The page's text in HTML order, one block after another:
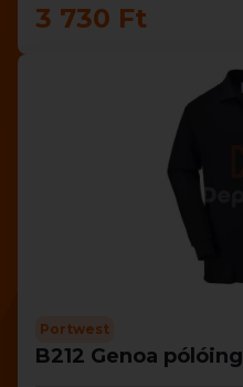
3 730 Ft
Portwest
B212 Genoa pólóing